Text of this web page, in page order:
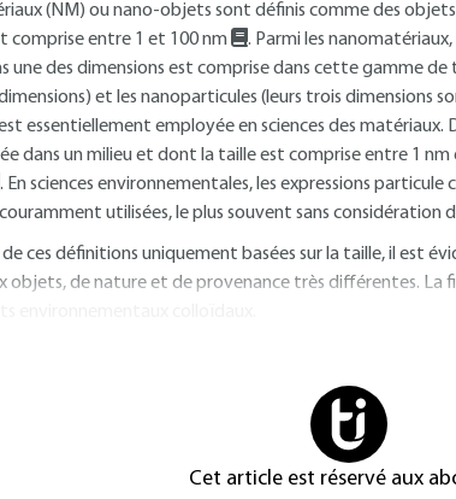
(NM) ou nano-objets sont définis comme des
comprise entre 1 et 100 nm
. Parmi les
une des dimensions est comprise dans cette gamme de
et les nanoparticules (leurs trois dimensions
essentiellement employée en sciences des
dans un milieu et dont la taille est comprise entre 1 nm
. En sciences environnementales, les expressions
utilisées, le plus souvent sans considération
ces définitions uniquement basées sur la taille, il est
objets, de nature et de provenance très différentes. La
Cet article est réservé aux